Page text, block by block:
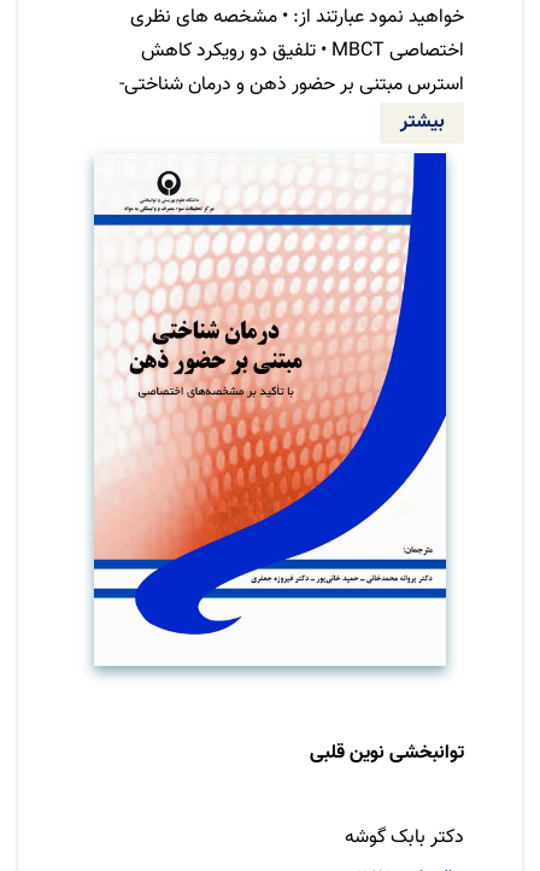
خواهید نمود عبارتند از: • مشخصه های نظری
اختصاصی MBCT • تلفیق دو رویکرد کاهش
استرس مبتنی بر حضور ذهن و درمان شناختی-
محتوا و ساختار دوره
بیشتر
توانبخشی نوین قلبی
دکتر بابک گوشه